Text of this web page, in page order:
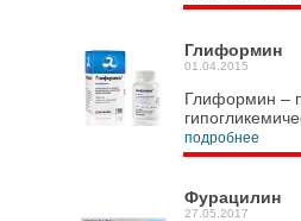
Глиформин
01.04.2015
Глиформин –
подробнее
Фурацилин
27.05.2017